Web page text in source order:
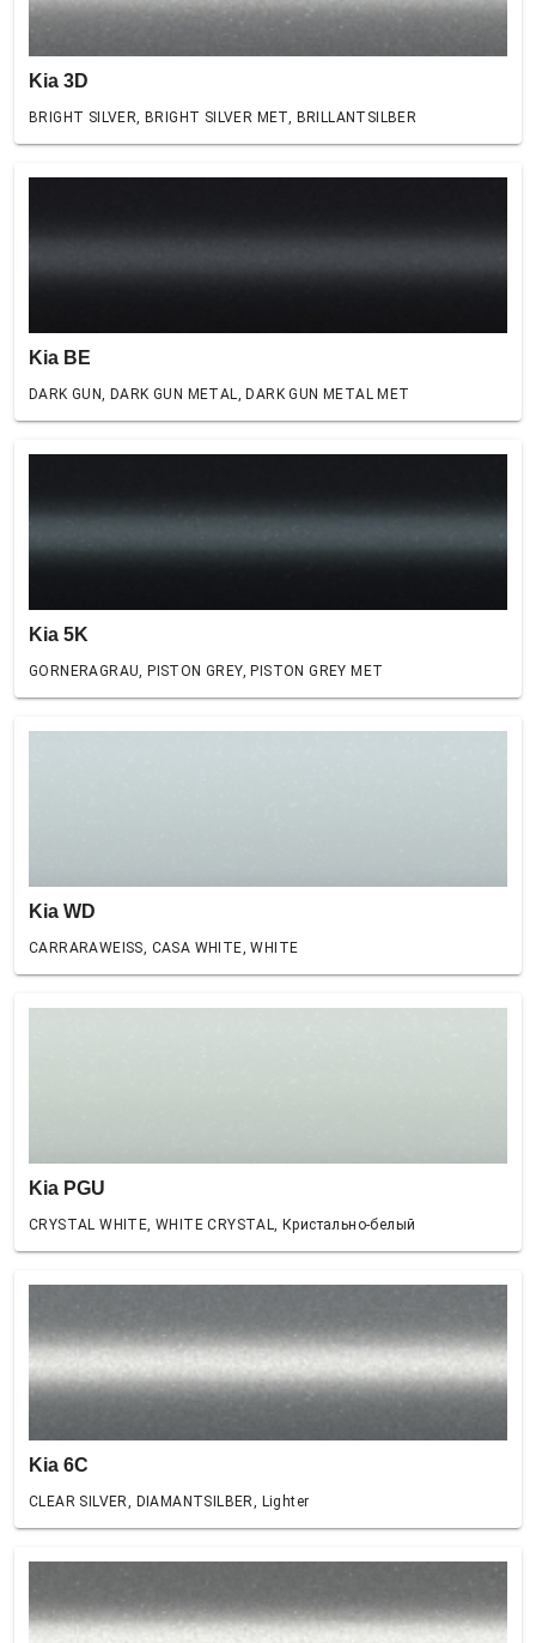
Kia 3D
BRIGHT SILVER, BRIGHT SILVER MET, BRILLANTSILBER
Kia BE
DARK GUN, DARK GUN METAL, DARK GUN METAL MET
Kia 5K
GORNERAGRAU, PISTON GREY, PISTON GREY MET
Kia WD
CARRARAWEISS, CASA WHITE, WHITE
Kia PGU
CRYSTAL WHITE, WHITE CRYSTAL, Кристально-белый
Kia 6C
CLEAR SILVER, DIAMANTSILBER, Lighter